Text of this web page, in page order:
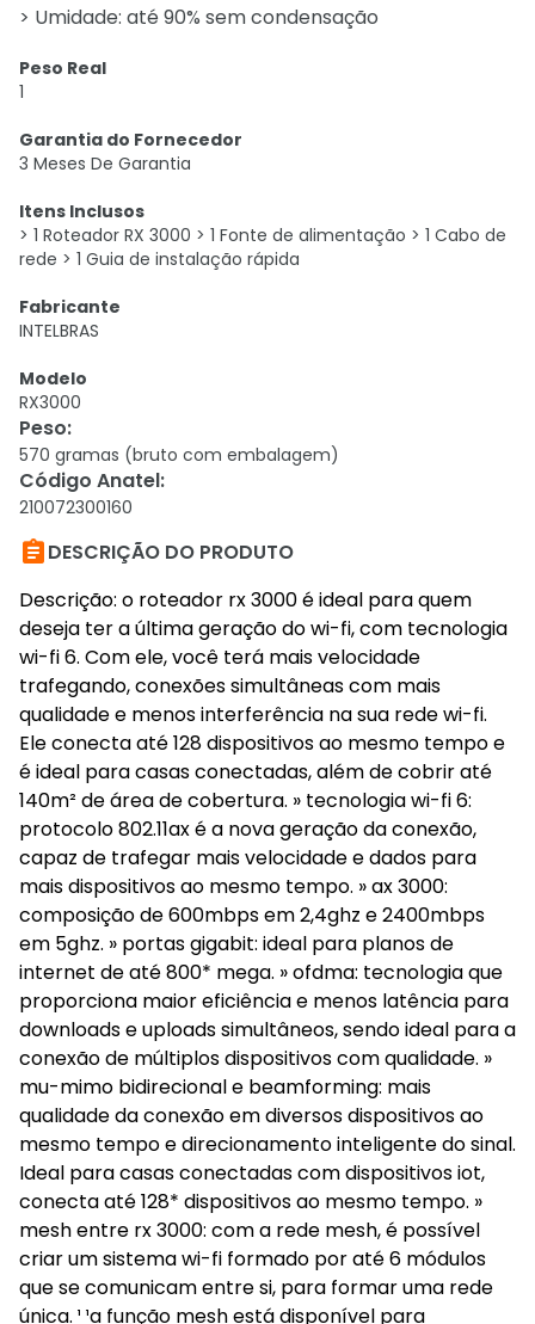
> Umidade: até 90% sem condensação
Peso Real
1
Garantia do Fornecedor
3 Meses De Garantia
Itens Inclusos
> 1 Roteador RX 3000 > 1 Fonte de alimentação > 1 Cabo de
rede > 1 Guia de instalação rápida
Fabricante
INTELBRAS
Modelo
RX3000
Peso:
570 gramas (bruto com embalagem)
Código Anatel:
210072300160
DESCRIÇÃO DO PRODUTO
Descrição: o roteador rx 3000 é ideal para quem
deseja ter a última geração do wi-fi, com tecnologia
wi-fi 6. Com ele, você terá mais velocidade
trafegando, conexões simultâneas com mais
qualidade e menos interferência na sua rede wi-fi.
Ele conecta até 128 dispositivos ao mesmo tempo e
é ideal para casas conectadas, além de cobrir até
140m² de área de cobertura. » tecnologia wi-fi 6:
protocolo 802.11ax é a nova geração da conexão,
capaz de trafegar mais velocidade e dados para
mais dispositivos ao mesmo tempo. » ax 3000:
composição de 600mbps em 2,4ghz e 2400mbps
em 5ghz. » portas gigabit: ideal para planos de
internet de até 800* mega. » ofdma: tecnologia que
proporciona maior eficiência e menos latência para
downloads e uploads simultâneos, sendo ideal para a
conexão de múltiplos dispositivos com qualidade. »
mu-mimo bidirecional e beamforming: mais
qualidade da conexão em diversos dispositivos ao
mesmo tempo e direcionamento inteligente do sinal.
Ideal para casas conectadas com dispositivos iot,
conecta até 128* dispositivos ao mesmo tempo. »
mesh entre rx 3000: com a rede mesh, é possível
criar um sistema wi-fi formado por até 6 módulos
que se comunicam entre si, para formar uma rede
única. ¹ ¹a função mesh está disponível para